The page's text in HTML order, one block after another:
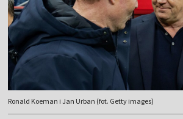
Ronald Koeman i Jan Urban (fot. Getty images)